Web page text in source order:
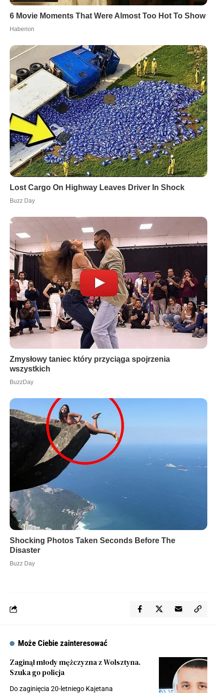
Może Ciebie zainteresować
Zaginął młody mężczyzna z Wolsztyna.
Szuka go policja
Do zaginięcia 20-letniego Kajetana